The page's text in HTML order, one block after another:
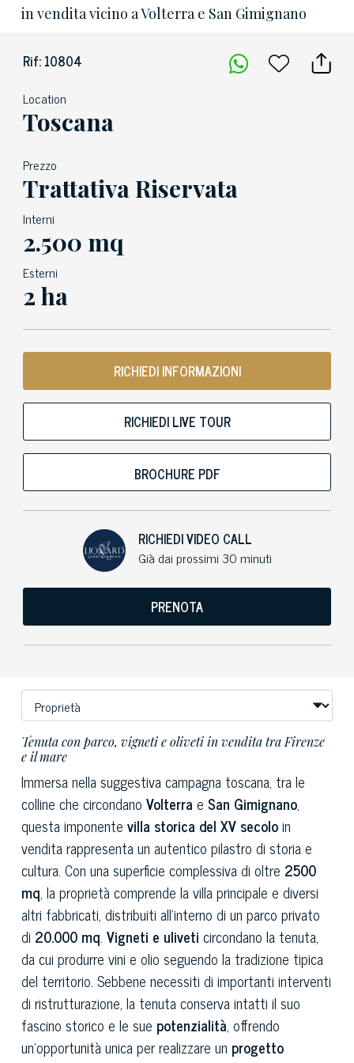
in vendita vicino a Volterra e San Gimignano
Rif: 10804
Location
Toscana
Prezzo
Trattativa Riservata
Interni
2.500 mq
Esterni
2 ha
RICHIEDI INFORMAZIONI
RICHIEDI LIVE TOUR
BROCHURE PDF
RICHIEDI VIDEO CALL
Già dai prossimi 30 minuti
PRENOTA
Tenuta con parco, vigneti e oliveti in vendita tra Firenze
e il mare
Immersa nella suggestiva campagna toscana, tra le
colline che circondano Volterra e San Gimignano,
questa imponente villa storica del XV secoloin
vendita rappresenta un autentico pilastro di storia e
cultura. Con una superficie complessiva di oltre 2500
mq, la proprietà comprende la villa principale e diversi
altri fabbricati, distribuiti all'interno di un parco privato
di 20.000 mq. Vigneti e uliveti circondano la tenuta,
da cui produrre vini e olio seguendo la tradizione tipica
del territorio. Sebbene necessiti di importanti interventi
di ristrutturazione, la tenuta conserva intatti il suo
fascino storico e le sue potenzialità, offrendo
un'opportunità unica per realizzare un progetto